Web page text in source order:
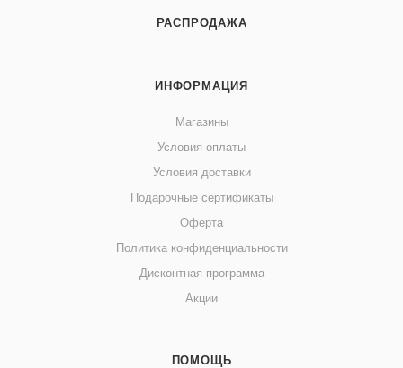
РАСПРОДАЖА
ИНФОРМАЦИЯ
Магазины
Условия оплаты
Условия доставки
Подарочные сертификаты
Оферта
Политика конфиденциальности
Дисконтная программа
Акции
ПОМОЩЬ